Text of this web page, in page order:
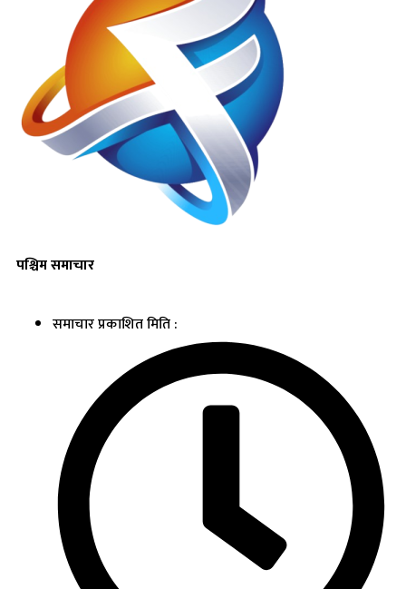
पश्चिम समाचार
समाचार प्रकाशित मिति :